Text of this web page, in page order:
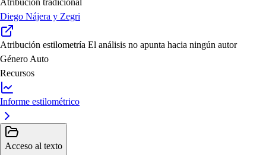
Atribución tradicional
Diego Nájera y Zegri
Atribución estilometría El análisis no apunta hacia ningún autor
Género Auto
Recursos
Informe estilométrico
Acceso al texto